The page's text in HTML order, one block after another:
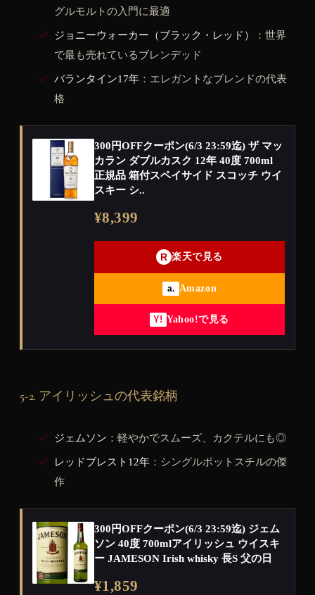
グルモルトの入門に最適
ジョニーウォーカー（ブラック・レッド）
：世界
で最も売れているブレンデッド
バランタイン17年 ：エレガントなブレンドの代表
格
300円OFFクーポン(6/3 23:59迄) ザ マッ
カラン ダブルカスク 12年 40度 700ml
正規品 箱付スペイサイド スコッチ ウイ
スキー シ..
¥8,399
R 楽天で見る
a. Amazon
Y! Yahoo!で見る
5-2. アイリッシュの代表銘柄
ジェムソン ：軽やかでスムーズ、カクテルにも◎
レッドブレスト12年 ：シングルポットスチルの傑
作
300円OFFクーポン(6/3 23:59迄) ジェム
ソン 40度 700mlアイリッシュ ウイスキ
ー JAMESON Irish whisky 長S 父の日
¥1,859